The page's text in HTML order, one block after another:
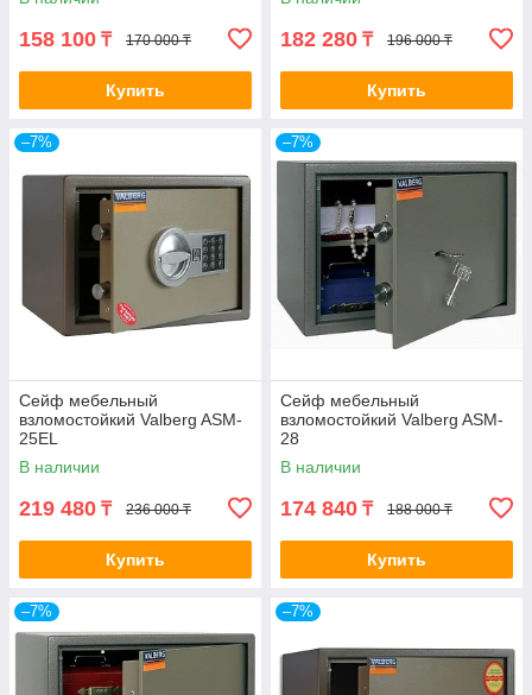
158 100 ₸ 170 000 ₸
Купить
182 280 ₸ 196 000 ₸
Купить
–7%
Сейф мебельный
взломостойкий Valberg ASM-
25EL
В наличии
219 480 ₸ 236 000 ₸
Купить
–7%
Сейф мебельный
взломостойкий Valberg ASM-
28
В наличии
174 840 ₸ 188 000 ₸
Купить
–7% –7%